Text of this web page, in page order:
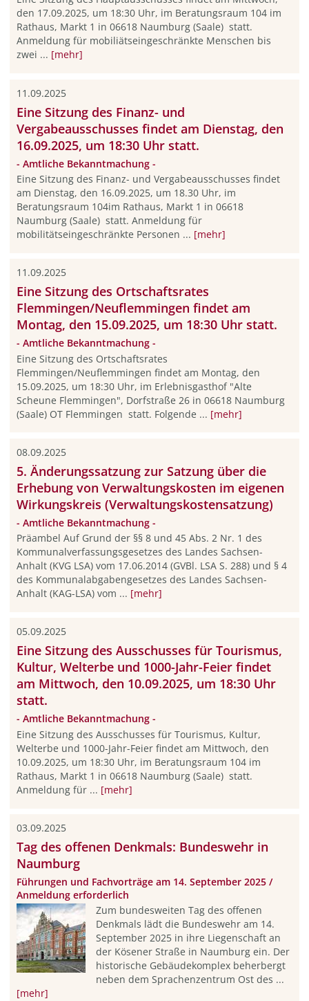
den 17.09.2025, um 18:30 Uhr, im Beratungsraum 104 im
Rathaus, Markt 1 in 06618 Naumburg (Saale) statt.
Anmeldung für mobiliätseingeschränkte Menschen bis
zwei ... [mehr]
11.09.2025
Eine Sitzung des Finanz- und
Vergabeausschusses findet am Dienstag, den
16.09.2025, um 18:30 Uhr statt.
- Amtliche Bekanntmachung -
Eine Sitzung des Finanz- und Vergabeausschusses findet
am Dienstag, den 16.09.2025, um 18.30 Uhr, im
Beratungsraum 104im Rathaus, Markt 1 in 06618
Naumburg (Saale) statt. Anmeldung für
mobilitätseingeschränkte Personen ... [mehr]
11.09.2025
Eine Sitzung des Ortschaftsrates
Flemmingen/Neuflemmingen findet am
Montag, den 15.09.2025, um 18:30 Uhr statt.
- Amtliche Bekanntmachung -
Eine Sitzung des Ortschaftsrates
Flemmingen/Neuflemmingen findet am Montag, den
15.09.2025, um 18:30 Uhr, im Erlebnisgasthof "Alte
Scheune Flemmingen", Dorfstraße 26 in 06618 Naumburg
(Saale) OT Flemmingen statt. Folgende ... [mehr]
08.09.2025
5. Änderungssatzung zur Satzung über die
Erhebung von Verwaltungskosten im eigenen
Wirkungskreis (Verwaltungskostensatzung)
- Amtliche Bekanntmachung -
Präambel Auf Grund der §§ 8 und 45 Abs. 2 Nr. 1 des
Kommunalverfassungsgesetzes des Landes Sachsen-
Anhalt (KVG LSA) vom 17.06.2014 (GVBl. LSA S. 288) und § 4
des Kommunalabgabengesetzes des Landes Sachsen-
Anhalt (KAG-LSA) vom ... [mehr]
05.09.2025
Eine Sitzung des Ausschusses für Tourismus,
Kultur, Welterbe und 1000-Jahr-Feier findet
am Mittwoch, den 10.09.2025, um 18:30 Uhr
statt.
- Amtliche Bekanntmachung -
Eine Sitzung des Ausschusses für Tourismus, Kultur,
Welterbe und 1000-Jahr-Feier findet am Mittwoch, den
10.09.2025, um 18:30 Uhr, im Beratungsraum 104 im
Rathaus, Markt 1 in 06618 Naumburg (Saale) statt.
Anmeldung für ... [mehr]
03.09.2025
Tag des offenen Denkmals: Bundeswehr in
Naumburg
Führungen und Fachvorträge am 14. September 2025 /
Anmeldung erforderlich
Zum bundesweiten Tag des offenen
Denkmals lädt die Bundeswehr am 14.
September 2025 in ihre Liegenschaft an
der Kösener Straße in Naumburg ein. Der
historische Gebäudekomplex beherbergt
neben dem Sprachenzentrum Ost des ...
[mehr]